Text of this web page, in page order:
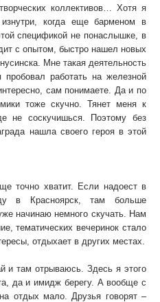
коллективов… Хотя я
когда еще барменом в
спецификой не понаслышке, в
с опытом, быстро нашел новых
Мне такая деятельность
работать на железной
сам понимаете. Да и по
тоже скучно. Тянет меня к
не соскучишься. Поэтому без
нашла своего героя в этой
точно хватит. Если надоест в
в Красноярск, там больше
начинаю немного скучать. Нам
тематических вечеринок стало
отдыхает в других местах.
и там отрываюсь. Здесь я этого
да и имидж берегу. А вообще с
отдых мало. Друзья говорят –